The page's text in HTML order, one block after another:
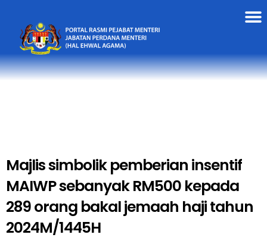
Majlis simbolik pemberian insentif
MAIWP sebanyak RM500 kepada
289 orang bakal jemaah haji tahun
2024M/1445H